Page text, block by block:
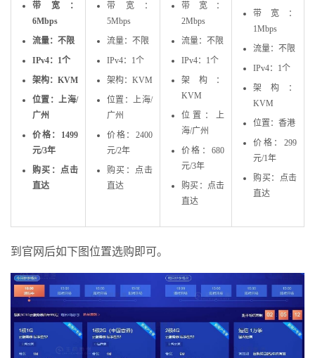
带宽：
6Mbps
流量：不限
IPv4：1个
架构：KVM
位置：上海/
广州
价格：1499
元/3年
购买：点击
直达
带宽：
5Mbps
流量：不限
IPv4：1个
架构：KVM
位置：上海/
广州
价格：2400
元/2年
购买：点击
直达
带宽：
2Mbps
流量：不限
IPv4：1个
架构：
KVM
位置：上
海/广州
价格：680
元/3年
购买：点击
直达
带宽：
1Mbps
流量：不限
IPv4：1个
架构：
KVM
位置：香港
价格：299
元/1年
购买：点击
直达
到官网后如下图位置选购即可。